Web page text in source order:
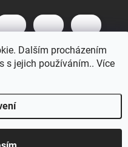
Dalším procházením
s jejich používáním.. Více
práva vyhrazena.Upravit